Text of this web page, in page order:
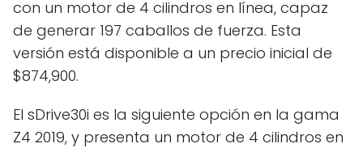
con un motor de 4 cilindros en línea, capaz
de generar 197 caballos de fuerza. Esta
versión está disponible a un precio inicial de
$874,900.
El sDrive30i es la siguiente opción en la gama
Z4 2019, y presenta un motor de 4 cilindros en